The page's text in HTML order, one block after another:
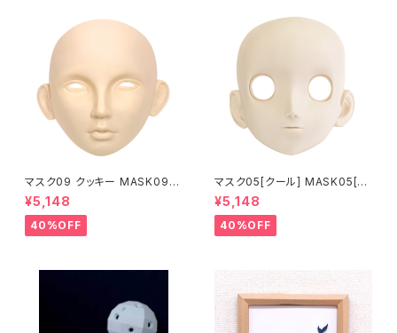
マスク09 クッキー MASK09
“COOKIE”
¥5,148
40%OFF
マスク05[クール] MASK05[C
OOL]
¥5,148
40%OFF